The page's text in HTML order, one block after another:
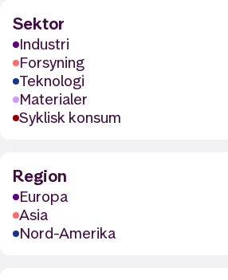
Sektor
Industri
Forsyning
Teknologi
Materialer
Syklisk konsum
Region
Europa
Asia
Nord-Amerika